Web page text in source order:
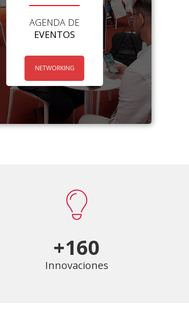
AGENDA DE
EVENTOS
NETWORKING
+160
Innovaciones